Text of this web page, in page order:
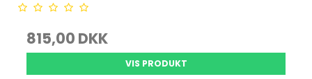
815,00 DKK
VIS PRODUKT